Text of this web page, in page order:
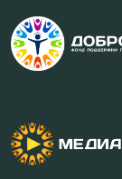
Рабы Божии